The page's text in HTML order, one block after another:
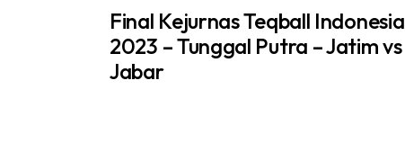
Final Kejurnas Teqball Indonesia
2023 – Tunggal Putra – Jatim vs
Jabar